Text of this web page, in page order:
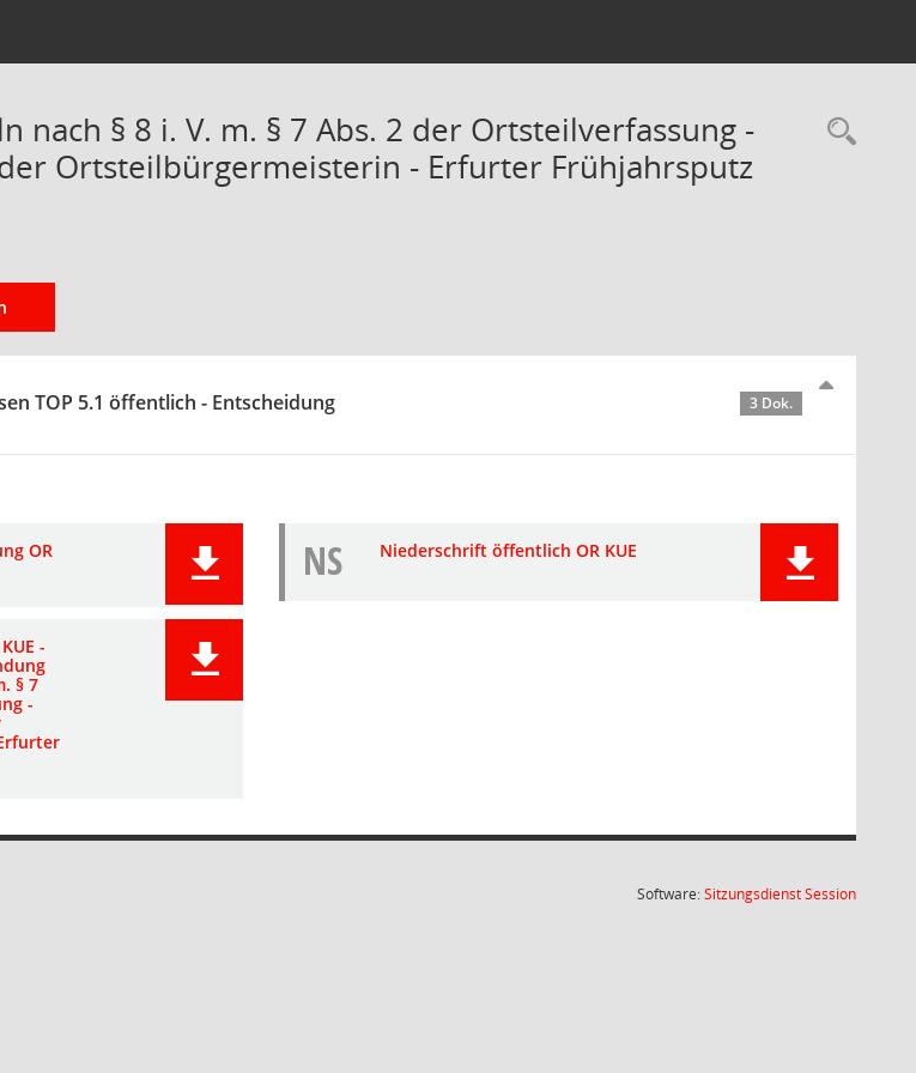
nach § 8 i. V. m. § 7 Abs. 2 der Ortsteilverfassung -
Ortsteilbürgermeisterin - Erfurter Frühjahrsputz
TOP 5.1 öffentlich - Entscheidung 3 Dok.
OR
NS Niederschrift öffentlich OR KUE
-
§ 7
-
Software:SitzungsdienstSession(Wird in